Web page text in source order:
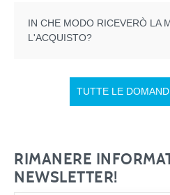
TUTTE LE
RIMANERE
NEWSLETTER!